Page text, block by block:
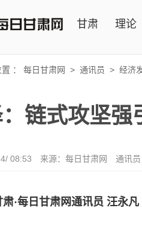
甘肃 理论
： 每日甘肃网 > 通讯员 > 经济
链式攻坚强
08:53 来源：每日甘肃网 通讯
·每日甘肃网通讯员 汪永凡